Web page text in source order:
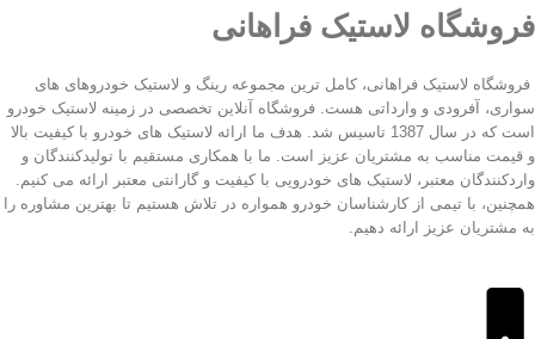
فروشگاه لاستیک فراهانی
فروشگاه لاستیک فراهانی، کامل ترین مجموعه رینگ و لاستیک خودروهای های
سواری، آفرودی و وارداتی هست. فروشگاه آنلاین تخصصی در زمینه لاستیک خودرو
است که در سال 1387 تاسیس شد. هدف ما ارائه لاستیک های خودرو با کیفیت بالا
و قیمت مناسب به مشتریان عزیز است. ما با همکاری مستقیم با تولیدکنندگان و
واردکنندگان معتبر، لاستیک های خودرویی با کیفیت و گارانتی معتبر ارائه می کنیم.
همچنین، با تیمی از کارشناسان خودرو همواره در تلاش هستیم تا بهترین مشاوره را
به مشتریان عزیز ارائه دهیم.